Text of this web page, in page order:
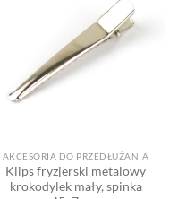
Dodaj
do listy
życzeń
AKCESORIA DO PRZEDŁUŻANIA
Klips fryzjerski metalowy
krokodylek mały, spinka